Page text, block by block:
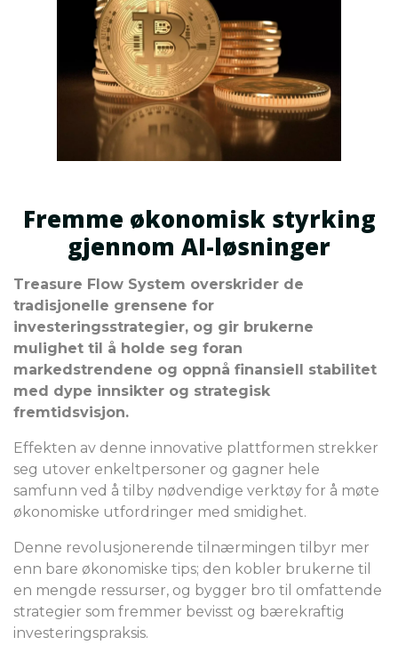
Fremme økonomisk styrking
gjennom AI-løsninger
Treasure Flow System overskrider de
tradisjonelle grensene for
investeringsstrategier, og gir brukerne
mulighet til å holde seg foran
markedstrendene og oppnå finansiell stabilitet
med dype innsikter og strategisk
fremtidsvisjon.
Effekten av denne innovative plattformen strekker
seg utover enkeltpersoner og gagner hele
samfunn ved å tilby nødvendige verktøy for å møte
økonomiske utfordringer med smidighet.
Denne revolusjonerende tilnærmingen tilbyr mer
enn bare økonomiske tips; den kobler brukerne til
en mengde ressurser, og bygger bro til omfattende
strategier som fremmer bevisst og bærekraftig
investeringspraksis.